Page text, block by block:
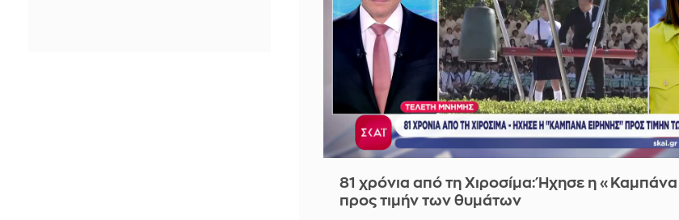
81 χρόνια από τη Χιροσίμα: Ήχησε η «Καμπάνα
προς τιμήν των θυμάτων